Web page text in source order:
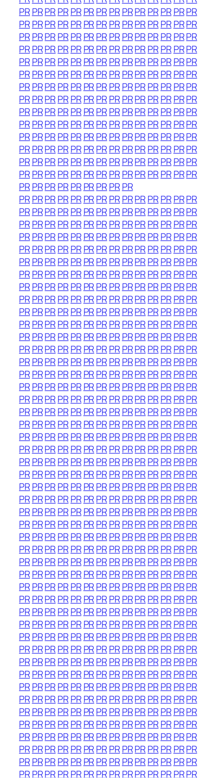
PRPRPRPRPR PRPRPRPRPRPRPR PRPR
PRPRPRPRPR PRPRPRPRPRPRPR PRPR
PRPRPRPRPR PRPRPRPRPRPRPR PRPR
PRPRPRPRPR PRPRPRPRPRPRPR PRPR
PRPRPRPRPR PRPRPRPRPRPRPR PRPR
PRPRPRPRPR PRPRPRPRPRPRPR PRPR
PRPRPRPRPR PRPRPRPRPRPRPR PRPR
PRPRPRPRPR PRPRPRPRPRPRPR PRPR
PRPRPRPRPR PRPRPRPRPRPRPR PRPR
PRPRPRPRPR PRPRPRPRPRPRPR PRPR
PRPRPRPRPR PRPRPRPRPRPRPR PRPR
PRPRPRPRPR PRPRPRPRPRPRPR PRPR
PRPRPRPRPR PRPRPRPRPRPRPR PRPR
PRPRPRPRPR PRPRPRPRPRPRPR PRPR
PRPRPRPRPR PRPRPRPR
PRPRPRPRPR PRPRPRPRPRPRPR PRPR
PRPRPRPRPR PRPRPRPRPRPRPR PRPR
PRPRPRPRPR PRPRPRPRPRPRPR PRPR
PRPRPRPRPR PRPRPRPRPRPRPR PRPR
PRPRPRPRPR PRPRPRPRPRPRPR PRPR
PRPRPRPRPR PRPRPRPRPRPRPR PRPR
PRPRPRPRPR PRPRPRPRPRPRPR PRPR
PRPRPRPRPR PRPRPRPRPRPRPR PRPR
PRPRPRPRPR PRPRPRPRPRPRPR PRPR
PRPRPRPRPR PRPRPRPRPRPRPR PRPR
PRPRPRPRPR PRPRPRPRPRPRPR PRPR
PRPRPRPRPR PRPRPRPRPRPRPR PRPR
PRPRPRPRPR PRPRPRPRPRPRPR PRPR
PRPRPRPRPR PRPRPRPRPRPRPR PRPR
PRPRPRPRPR PRPRPRPRPRPRPR PRPR
PRPRPRPRPR PRPRPRPRPRPRPR PRPR
PRPRPRPRPR PRPRPRPRPRPRPR PRPR
PRPRPRPRPR PRPRPRPRPRPRPR PRPR
PRPRPRPRPR PRPRPRPRPRPRPR PRPR
PRPRPRPRPR PRPRPRPRPRPRPR PRPR
PRPRPRPRPR PRPRPRPRPRPRPR PRPR
PRPRPRPRPR PRPRPRPRPRPRPR PRPR
PRPRPRPRPR PRPRPRPRPRPRPR PRPR
PRPRPRPRPR PRPRPRPRPRPRPR PRPR
PRPRPRPRPR PRPRPRPRPRPRPR PRPR
PRPRPRPRPR PRPRPRPRPRPRPR PRPR
PRPRPRPRPR PRPRPRPRPRPRPR PRPR
PRPRPRPRPR PRPRPRPRPRPRPR PRPR
PRPRPRPRPR PRPRPRPRPRPRPR PRPR
PRPRPRPRPR PRPRPRPRPRPRPR PRPR
PRPRPRPRPR PRPRPRPRPRPRPR PRPR
PRPRPRPRPR PRPRPRPRPRPRPR PRPR
PRPRPRPRPR PRPRPRPRPRPRPR PRPR
PRPRPRPRPR PRPRPRPRPRPRPR PRPR
PRPRPRPRPR PRPRPRPRPRPRPR PRPR
PRPRPRPRPR PRPRPRPRPRPRPR PRPR
PRPRPRPRPR PRPRPRPRPRPRPR PRPR
PRPRPRPRPR PRPRPRPRPRPRPR PRPR
PRPRPRPRPR PRPRPRPRPRPRPR PRPR
PRPRPRPRPR PRPRPRPRPRPRPR PRPR
PRPRPRPRPR PRPRPRPRPRPRPR PRPR
PRPRPRPRPR PRPRPRPRPRPRPR PRPR
PRPRPRPRPR PRPRPRPRPRPRPR PRPR
PRPRPRPRPR PRPRPRPRPRPRPR PRPR
PRPRPRPRPR PRPRPRPRPRPRPR PRPR
PRPRPRPRPR PRPRPRPRPRPRPR PRPR
PRPRPRPRPR PRPRPRPRPRPRPR PRPR